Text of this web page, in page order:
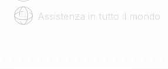
Assistenza in tutto il mondo